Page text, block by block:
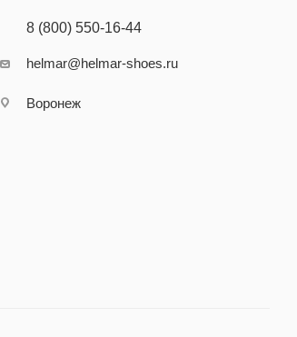
8 (800) 550-16-44
helmar@helmar-shoes.ru
Воронеж